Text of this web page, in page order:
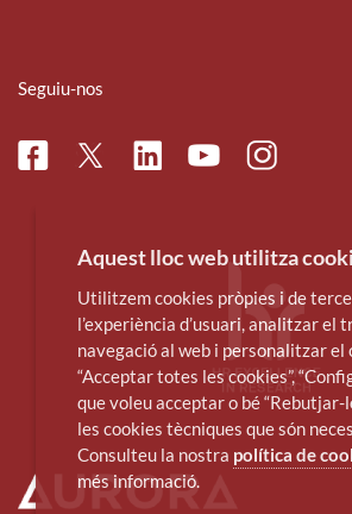
Seguiu-nos
FacebookTwitterLinkedinYoutubeInstagram
Aquest lloc web utilitza
Utilitzem cookies pròpies i de
l’experiència d’usuari, analitzar el
navegació al web i personalitzar el
“Acceptar totes les cookies”,
que voleu acceptar o bé
les cookies tècniques que són
Consulteu la nostra política de
més informació.